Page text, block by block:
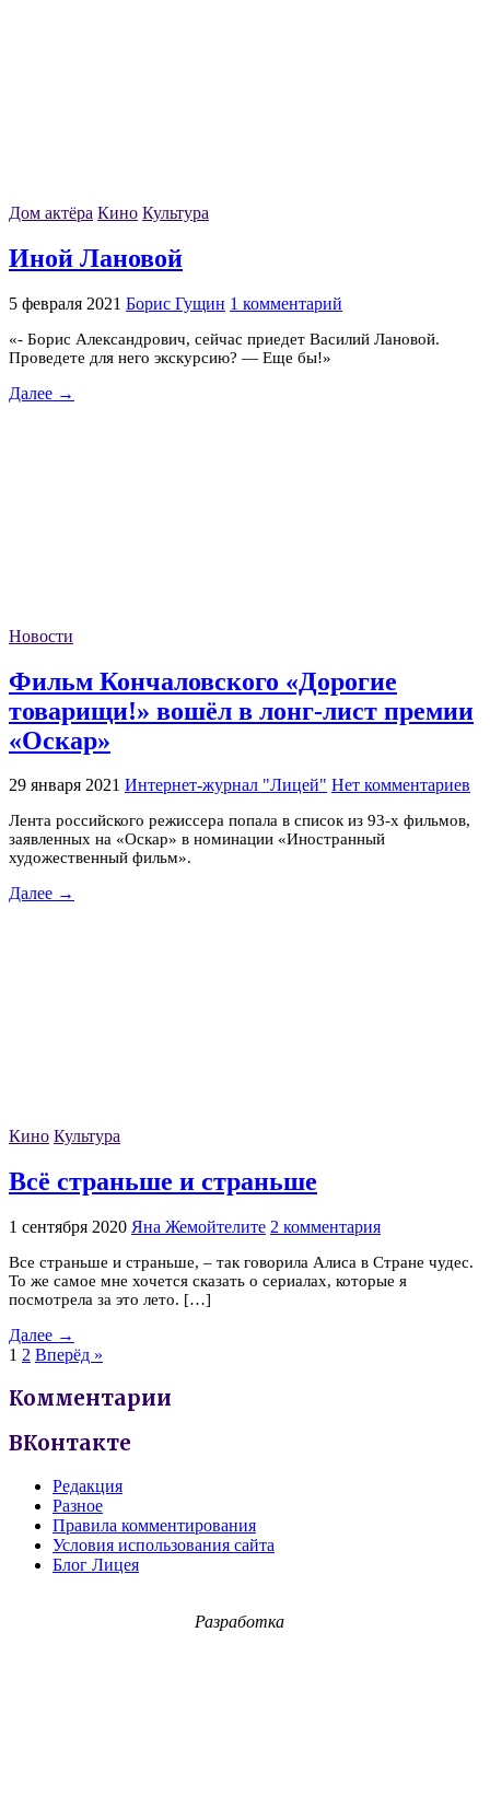
Дом актёра Кино Культура
Иной Лановой
5 февраля 2021 Борис Гущин 1 комментарий
«- Борис Александрович, сейчас приедет Василий Лановой.
Проведете для него экскурсию? — Еще бы!»
Далее →
Новости
Фильм Кончаловского «Дорогие
товарищи!» вошёл в лонг-лист премии
«Оскар»
29 января 2021 Интернет-журнал "Лицей" Нет комментариев
Лента российского режиссера попала в список из 93-х фильмов,
заявленных на «Оскар» в номинации «Иностранный
художественный фильм».
Далее →
Кино Культура
Всё страньше и страньше
1 сентября 2020 Яна Жемойтелите 2 комментария
Все страньше и страньше, – так говорила Алиса в Стране чудес.
То же самое мне хочется сказать о сериалах, которые я
посмотрела за это лето. […]
Далее →
1 2 Вперёд »
Комментарии
ВКонтакте
Редакция
Разное
Правила комментирования
Условия использования сайта
Блог Лицея
Разработка